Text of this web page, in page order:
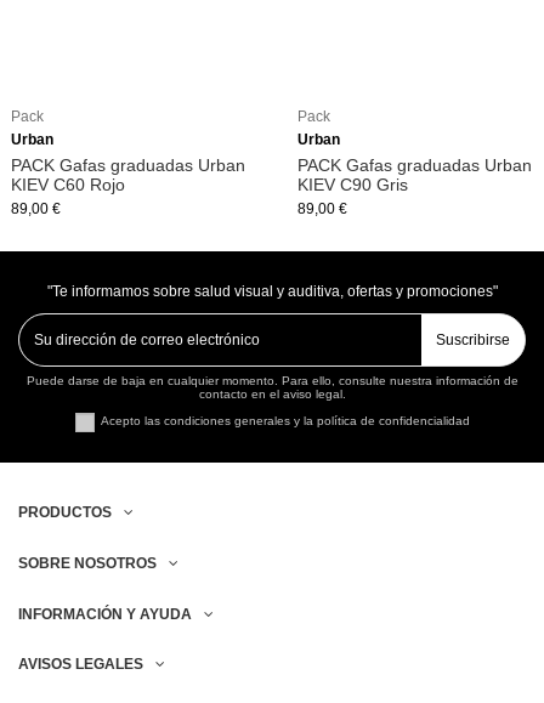
Pack
Urban
PACK Gafas graduadas Urban
KIEV C60 Rojo
89,00 €
Pack
Urban
PACK Gafas graduadas Urban
KIEV C90 Gris
89,00 €
"Te informamos sobre salud visual y auditiva, ofertas y promociones"
Suscribirse
Puede darse de baja en cualquier momento. Para ello, consulte nuestra información de
contacto en el aviso legal.
Acepto las condiciones generales y la política de confidencialidad
PRODUCTOS
SOBRE NOSOTROS
INFORMACIÓN Y AYUDA
AVISOS LEGALES